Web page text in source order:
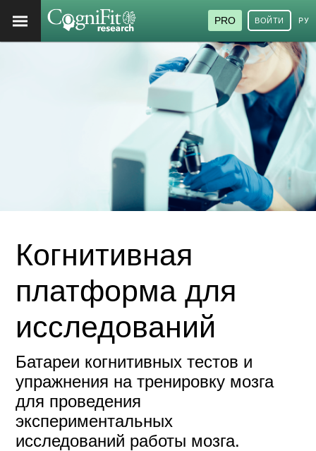
PRO ВОЙТИ
Когнитивная
платформа для
исследований
Батареи когнитивных тестов и
упражнения на тренировку мозга
для проведения
экспериментальных
исследований работы мозга.